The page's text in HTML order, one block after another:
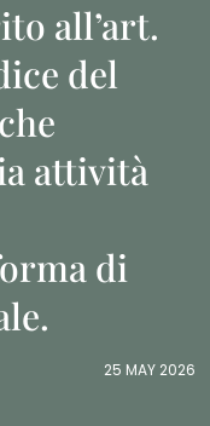
all’art.
del
attività
di
25 MAY 2026